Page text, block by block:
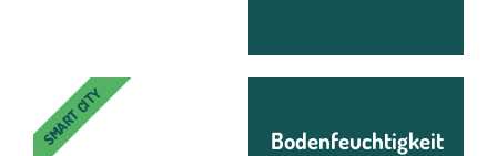
Bodenfeuchtigkeit
SMART CITY